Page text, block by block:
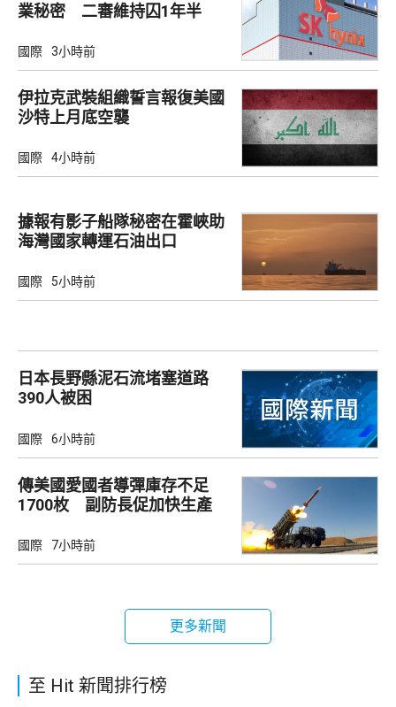
業秘密 二審維持囚1年半
國際 3小時前
伊拉克武裝組織誓言報復美國
沙特上月底空襲
國際 4小時前
據報有影子船隊秘密在霍峽助
海灣國家轉運石油出口
國際 5小時前
日本長野縣泥石流堵塞道路
390人被困
國際 6小時前
傳美國愛國者導彈庫存不足
1700枚 副防長促加快生產
國際 7小時前
更多新聞
至 Hit 新聞排行榜